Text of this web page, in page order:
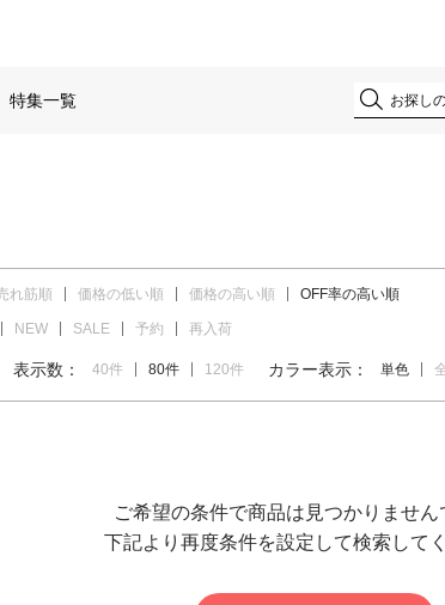
特集一覧
れ筋順 価格の低い順 価格の高い順 OFF率の高い順
NEW SALE 予約 再入荷
表示数： 40件 80件 120件 カラー表示： 単色
ご希望の条件で商品は見つかりません
下記より再度条件を設定して検索して